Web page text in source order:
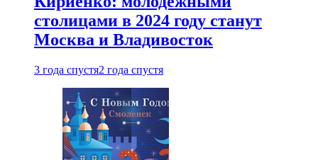
столицами в 2024 году станут
Москва и Владивосток
3 года спустя2 года спустя